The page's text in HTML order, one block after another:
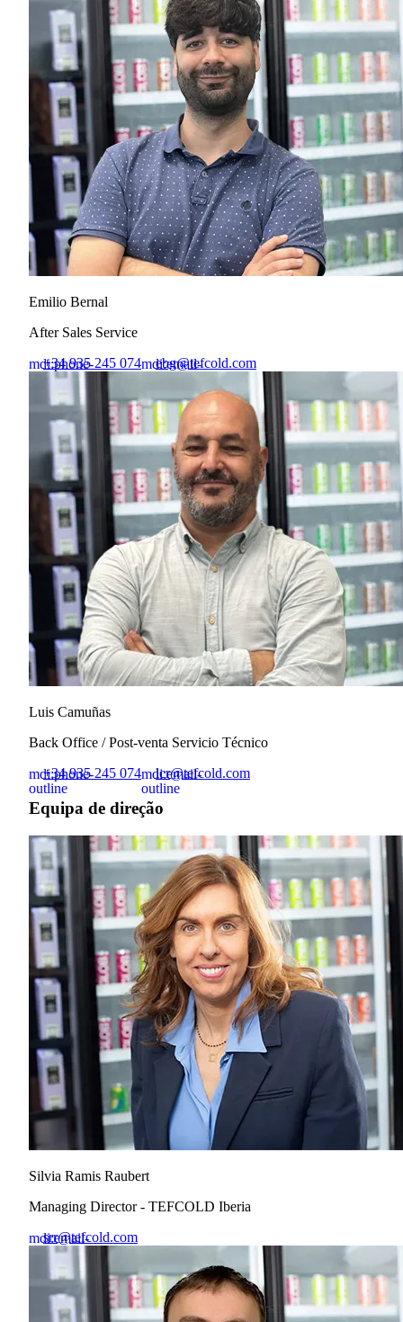
Emilio Bernal
After Sales Service
mdi:phone-
outline
+34 935 245 074mdi:email-
ebg@tefcold.com
Luis Camuñas
Back Office / Post-venta Servicio Técnico
mdi:phone-
outline
+34 935 245 074mdi:email-
outline
lcr@tefcold.com
Equipa de direção
Silvia Ramis Raubert
Managing Director - TEFCOLD Iberia
mdi:email-
outline
srr@tefcold.com